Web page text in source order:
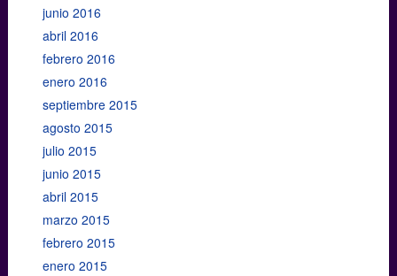
junio 2016
abril 2016
febrero 2016
enero 2016
septiembre 2015
agosto 2015
julio 2015
junio 2015
abril 2015
marzo 2015
febrero 2015
enero 2015